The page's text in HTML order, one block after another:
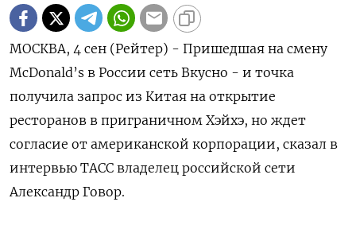
МОСКВА, 4 сен (Рейтер) - Пришедшая на смену
McDonald’s в России сеть Вкусно - и точка
получила запрос из Китая на открытие
ресторанов в приграничном Хэйхэ, но ждет
согласие от американской корпорации, сказал в
интервью ТАСС владелец российской сети
Александр Говор.